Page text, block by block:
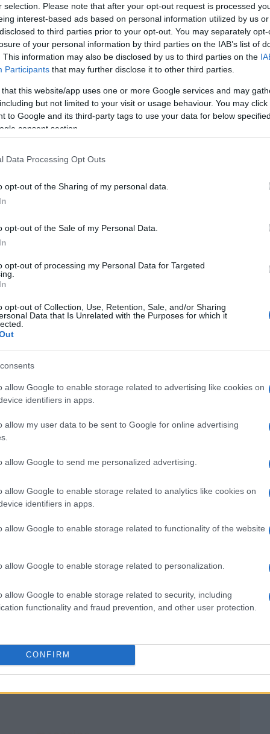
selection. Please note that after your opt-out request is processed
interest-based ads based on personal information utilized by us
to third parties prior to your opt-out. You may separately
of your personal information by third parties on the IAB’s list of
This information may also be disclosed by us to third parties on the
Participants that may further disclose it to other third parties.
that this website/app uses one or more Google services and may
but not limited to your visit or usage behaviour. You may
to Google and its third-party tags to use your data for below
consent section.
Data Processing Opt Outs
opt-out of the Sharing of my personal data.
opt-out of the Sale of my Personal Data.
opt-out of processing my Personal Data for Targeted
opt-out of Collection, Use, Retention, Sale, and/or Sharing
Data that Is Unrelated with the Purposes for which it
allow Google to enable storage related to advertising like cookies on
identifiers in apps.
allow my user data to be sent to Google for online advertising
allow Google to send me personalized advertising.
allow Google to enable storage related to analytics like cookies on
identifiers in apps.
allow Google to enable storage related to functionality of the website
allow Google to enable storage related to personalization.
allow Google to enable storage related to security, including
functionality and fraud prevention, and other user protection.
CONFIRM
i principali beneficiari
2026 è stata destinata a due categorie
.
dell’allocazione complessiva, per un ammontare di
stati destinati al
parte residua, pari a circa 81 milioni di euro, è
di edilizia residenziale pubblica nel quadro
negli anni 2026 e 2026.
delle risorse, per un totale di oltre 4,7 miliardi di
delle infrastrutture ferroviarie, la
la costruzione di nuove tratte ad alta velocità
locale, urbano ed extraurbano.
contributi significativi ma
limitata delle risorse, pari all’1,1% del totale, poco
stati utilizzati per finanziare i regimi di esclusione
volumi di energia elettrica prodotta da impianti